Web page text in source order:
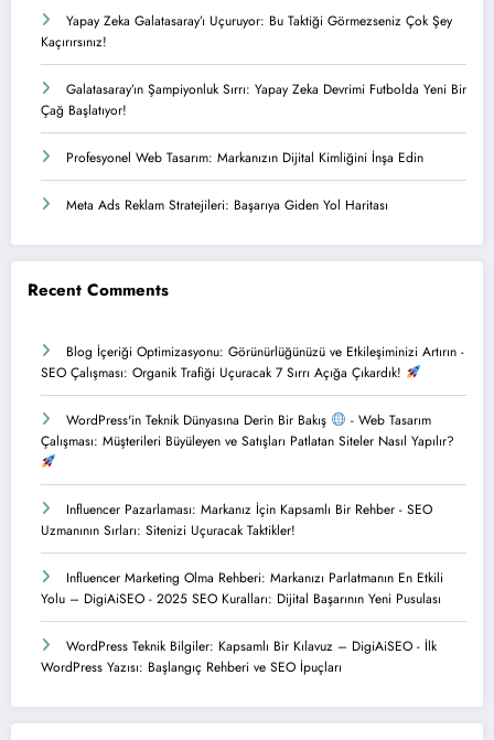
Yapay Zeka Galatasaray’ı Uçuruyor: Bu Taktiği Görmezseniz Çok Şey
Kaçırırsınız!
Galatasaray’ın Şampiyonluk Sırrı: Yapay Zeka Devrimi Futbolda Yeni Bir
Çağ Başlatıyor!
Profesyonel Web Tasarım: Markanızın Dijital Kimliğini İnşa Edin
Meta Ads Reklam Stratejileri: Başarıya Giden Yol Haritası
Recent Comments
Blog İçeriği Optimizasyonu: Görünürlüğünüzü ve Etkileşiminizi Artırın -
SEO Çalışması: Organik Trafiği Uçuracak 7 Sırrı Açığa Çıkardık!
WordPress'in Teknik Dünyasına Derin Bir Bakış - Web Tasarım
Çalışması: Müşterileri Büyüleyen ve Satışları Patlatan Siteler Nasıl Yapılır?
Influencer Pazarlaması: Markanız İçin Kapsamlı Bir Rehber - SEO
Uzmanının Sırları: Sitenizi Uçuracak Taktikler!
Influencer Marketing Olma Rehberi: Markanızı Parlatmanın En Etkili
Yolu – DigiAiSEO - 2025 SEO Kuralları: Dijital Başarının Yeni Pusulası
WordPress Teknik Bilgiler: Kapsamlı Bir Kılavuz – DigiAiSEO - İlk
WordPress Yazısı: Başlangıç Rehberi ve SEO İpuçları